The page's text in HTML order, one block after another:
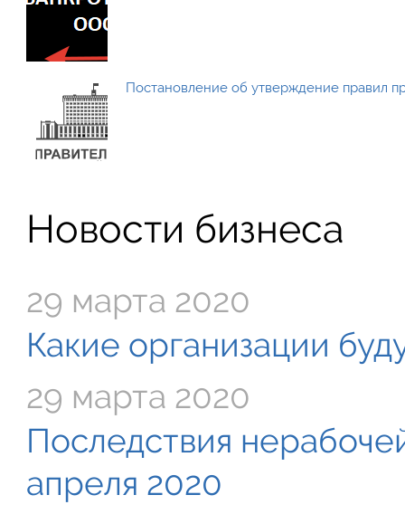
Постановление об утверждение правил
Новости бизнеса
29 марта 2020
Какие организации
29 марта 2020
Последствия
апреля 2020